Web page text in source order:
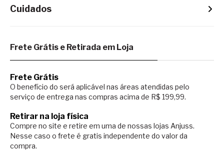
Cuidados
Frete Grátis e Retirada em Loja
Frete Grátis
O benefício do será aplicável nas áreas atendidas pelo
serviço de entrega nas compras acima de R$ 199,99.
Retirar na loja física
Compre no site e retire em uma de nossas lojas Anjuss.
Nesse caso o frete é gratis independente do valor da
compra.